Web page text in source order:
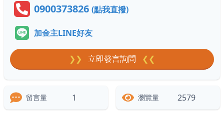
0900373826 (點我直撥)
加金主LINE好友
❯❯ 立即發言詢問 ❮❮
留言量 1 瀏覽量 2579